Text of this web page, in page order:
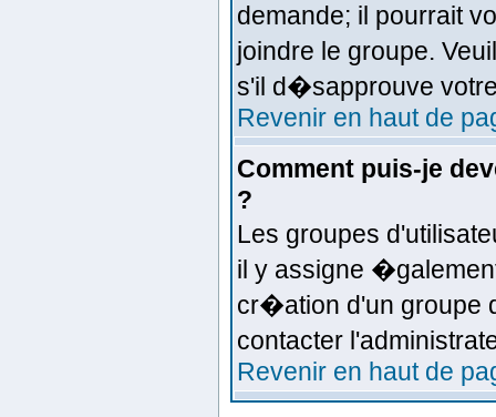
demande; il pourrait
joindre le groupe.
s'il d�sapprouve
Revenir en haut de
Comment puis-je
?
Les groupes
il y assigne
cr�ation d'un groupe
contacter
Revenir en haut de